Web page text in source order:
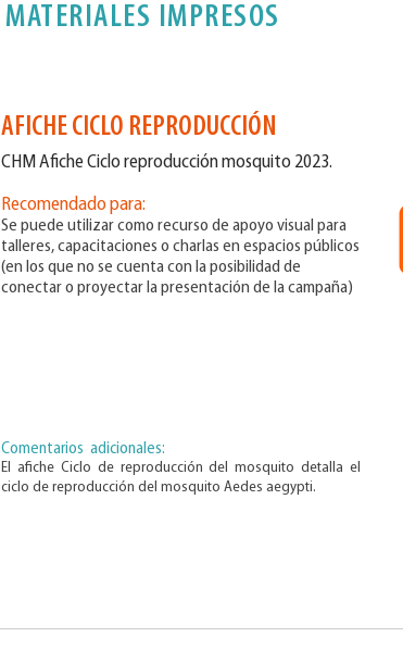
MATERIALES IMPRESOS
El afiche Ciclo de reproducción del mosquito detalla el
ciclo de reproducción del mosquito Aedes aegypti.
AFICHE CICLO REPRODUCCIÓN
CHM Afiche Ciclo reproducción mosquito 2023.
Se puede utilizar como recurso de apoyo visual para
talleres, capacitaciones o charlas en espacios públicos
(en los que no se cuenta con la posibilidad de
conectar o proyectar la presentación de la campaña)
Recomendado para:
Comentarios adicionales: